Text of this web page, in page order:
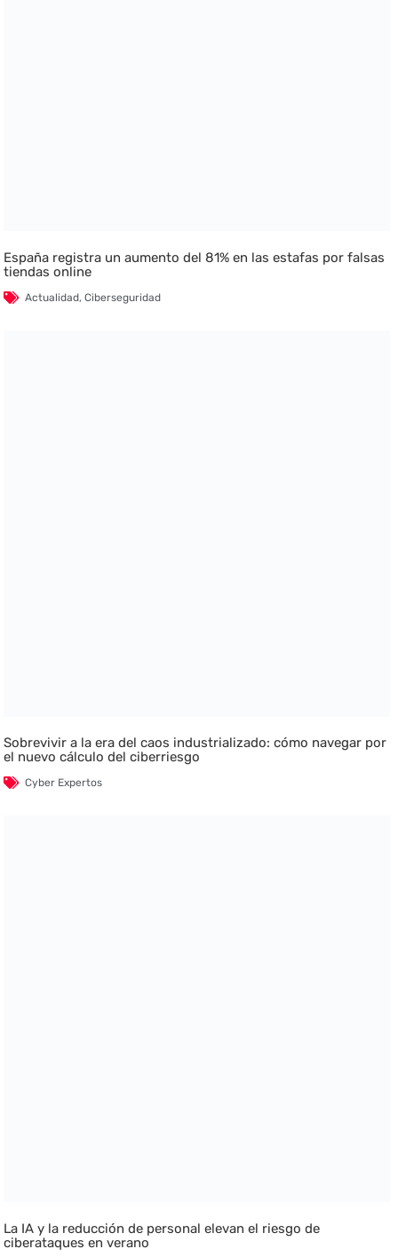
España registra un aumento del 81% en las estafas por falsas
tiendas online
Actualidad,Ciberseguridad
Sobrevivir a la era del caos industrializado: cómo navegar por
el nuevo cálculo del ciberriesgo
Cyber Expertos
La IA y la reducción de personal elevan el riesgo de
ciberataques en verano